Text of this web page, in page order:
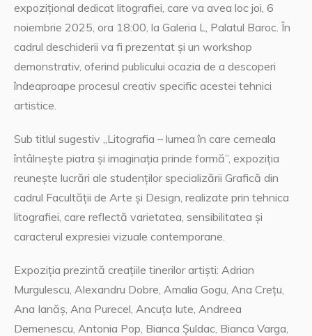
expozițional dedicat litografiei, care va avea loc joi, 6
noiembrie 2025, ora 18:00, la Galeria L, Palatul Baroc. În
cadrul deschiderii va fi prezentat și un workshop
demonstrativ, oferind publicului ocazia de a descoperi
îndeaproape procesul creativ specific acestei tehnici
artistice.
Sub titlul sugestiv „Litografia – lumea în care cerneala
întâlnește piatra și imaginația prinde formă”, expoziția
reunește lucrări ale studenților specializării Grafică din
cadrul Facultății de Arte și Design, realizate prin tehnica
litografiei, care reflectă varietatea, sensibilitatea și
caracterul expresiei vizuale contemporane.
Expoziția prezintă creațiile tinerilor artiști: Adrian
Murgulescu, Alexandru Dobre, Amalia Gogu, Ana Crețu,
Ana Ianăș, Ana Purecel, Ancuța Iute, Andreea
Demenescu, Antonia Pop, Bianca Șuldac, Bianca Varga,